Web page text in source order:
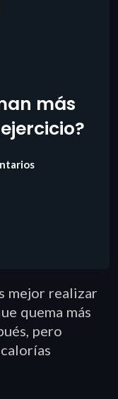
más
mejor realizar
quema más
pero